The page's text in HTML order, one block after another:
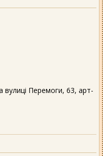
вулиці Перемоги, 63, арт-